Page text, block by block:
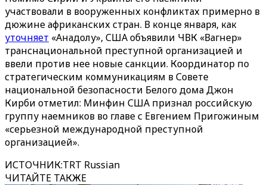
участвовали в вооруженных конфликтах примерно в
дюжине африканских стран. В конце января, как
уточняет «‎Анадолу»‎, США объявили ЧВК «Вагнер»
транснациональной преступной организацией и
ввели против нее новые санкции. Координатор по
стратегическим коммуникациям в Совете
национальной безопасности Белого дома Джон
Кирби отметил: Минфин США признал российскую
группу наемников во главе с Евгением Пригожиным
«серьезной международной преступной
организацией».
ИСТОЧНИК:TRT Russian
ЧИТАЙТЕ ТАКЖЕ